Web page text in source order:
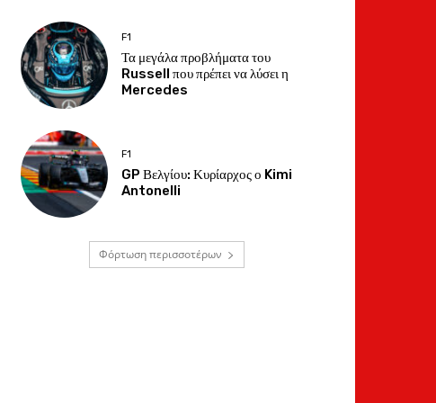
F1
Τα μεγάλα προβλήματα του
Russell που πρέπει να λύσει η
Mercedes
F1
GP Βελγίου: Κυρίαρχος ο Kimi
Antonelli
Φόρτωση περισσοτέρων